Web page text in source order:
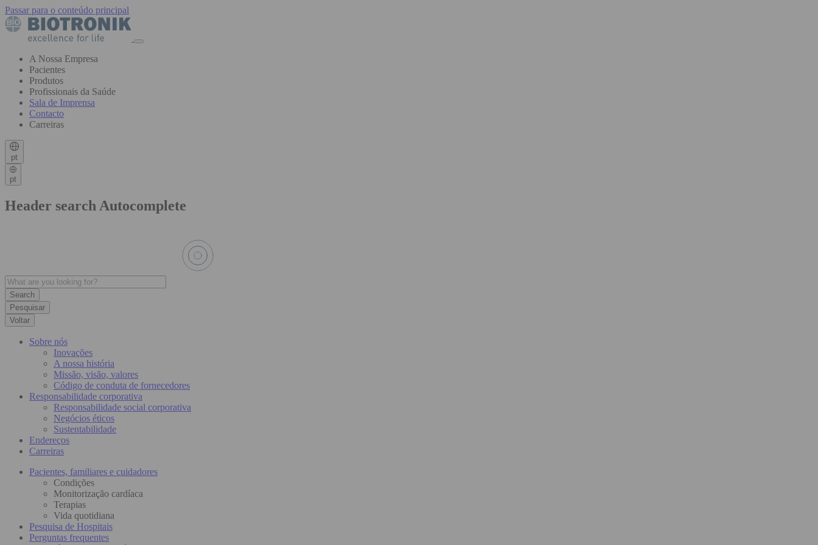
Passar para o conteúdo principal
A Nossa Empresa
Pacientes
Produtos
Profissionais da Saúde
Sala de Imprensa
Contacto
Carreiras
pt
pt
Header search Autocomplete
Pesquisar
Voltar
Sobre nós
Inovações
A nossa história
Missão, visão, valores
Código de conduta de fornecedores
Responsabilidade corporativa
Responsabilidade social corporativa
Negócios éticos
Sustentabilidade
Endereços
Carreiras
Pacientes, familiares e cuidadores
Condições
Monitorização cardíaca
Terapias
Vida quotidiana
Pesquisa de Hospitais
Perguntas frequentes